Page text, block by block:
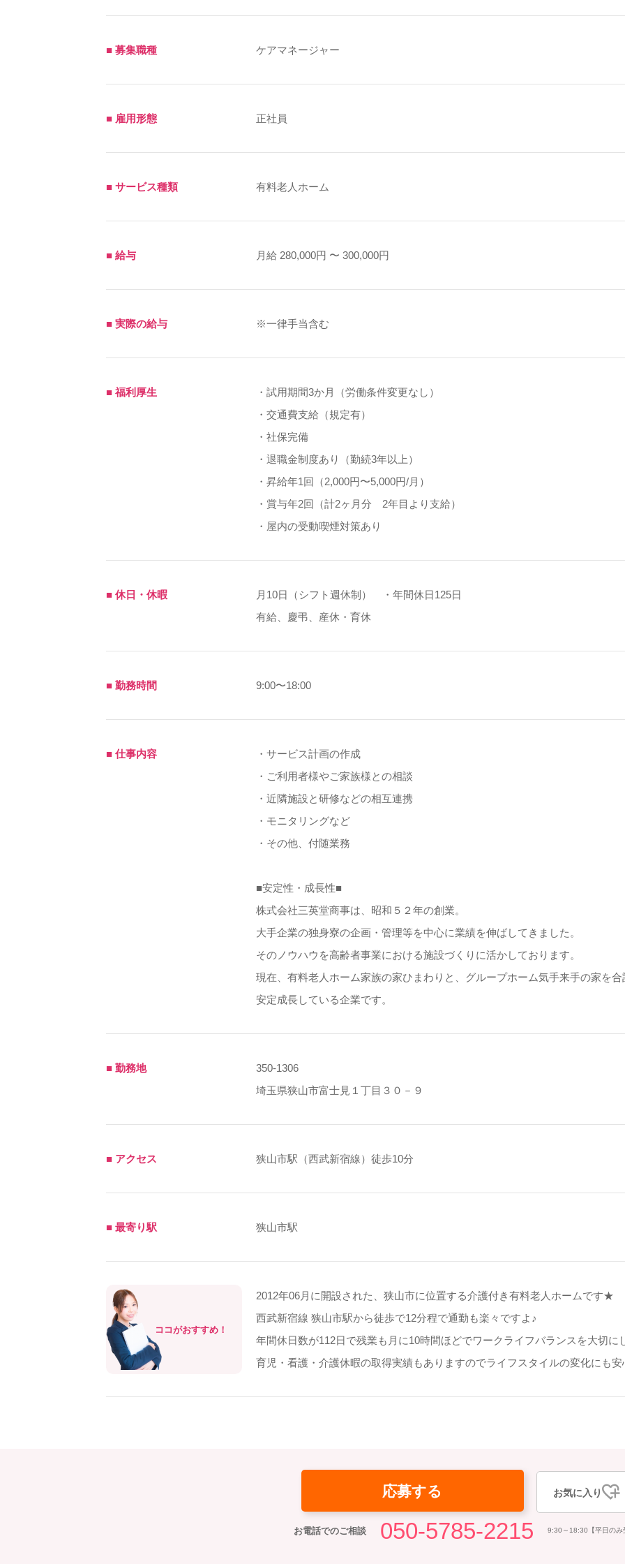
■ 募集職種 ケアマネージャー
■ 雇用形態 正社員
■ サービス種類 有料老人ホーム
■ 給与 月給 280,000円 〜 300,000円
■ 実際の給与 ※一律手当含む
■ 福利厚生
・試用期間3か月（労働条件変更なし）
・交通費支給（規定有）
・社保完備
・退職金制度あり（勤続3年以上）
・昇給年1回（2,000円〜5,000円/月）
・賞与年2回（計2ヶ月分 2年目より支給）
・屋内の受動喫煙対策あり
■ 休日・休暇
月10日（シフト週休制） ・年間休日125日
有給、慶弔、産休・育休
■ 勤務時間 9:00〜18:00
■ 仕事内容
・サービス計画の作成
・ご利用者様やご家族様との相談
・近隣施設と研修などの相互連携
・モニタリングなど
・その他、付随業務
■安定性・成長性■
株式会社三英堂商事は、昭和５２年の創業。
大手企業の独身寮の企画・管理等を中心に業績を伸ばしてきました。
そのノウハウを高齢者事業における施設づくりに活かしております。
現在、有料老人ホーム家族の家ひまわりと、グループホーム気手来手の家を合
安定成長している企業です。
■ 勤務地
350-1306
埼玉県狭山市富士見１丁目３０－９
■ アクセス 狭山市駅（西武新宿線）徒歩10分
■ 最寄り駅 狭山市駅
ココがおすすめ！
2012年06月に開設された、狭山市に位置する介護付き有料老人ホームです★
西武新宿線 狭山市駅から徒歩で12分程で通勤も楽々ですよ♪
年間休日数が112日で残業も月に10時間ほどでワークライフバランスを大切に
育児・看護・介護休暇の取得実績もありますのでライフスタイルの変化にも
応募する お気に入り
お電話でのご相談 050-5785-2215 9:30～18:30【平日のみ